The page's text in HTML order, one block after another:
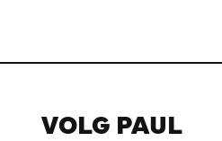
VOLG PAUL